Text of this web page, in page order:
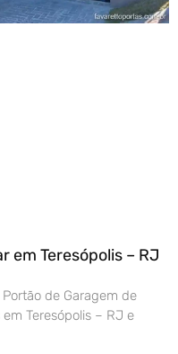
em Teresópolis – RJ
de Garagem de
Teresópolis – RJ e